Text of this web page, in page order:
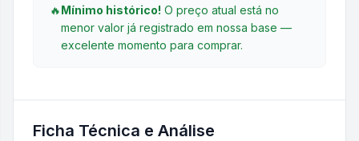
🔥Mínimo histórico! O preço atual está no
menor valor já registrado em nossa base —
excelente momento para comprar.
Ficha Técnica e Análise